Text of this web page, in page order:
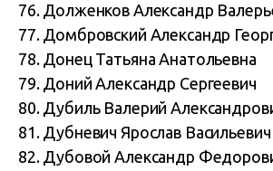
76. Долженков Александр
77. Домбровский Александр
78. Донец Татьяна Анатольевна
79. Доний Александр Сергеевич
80. Дубиль Валерий
81. Дубневич Ярослав Васильевич
82. Дубовой Александр